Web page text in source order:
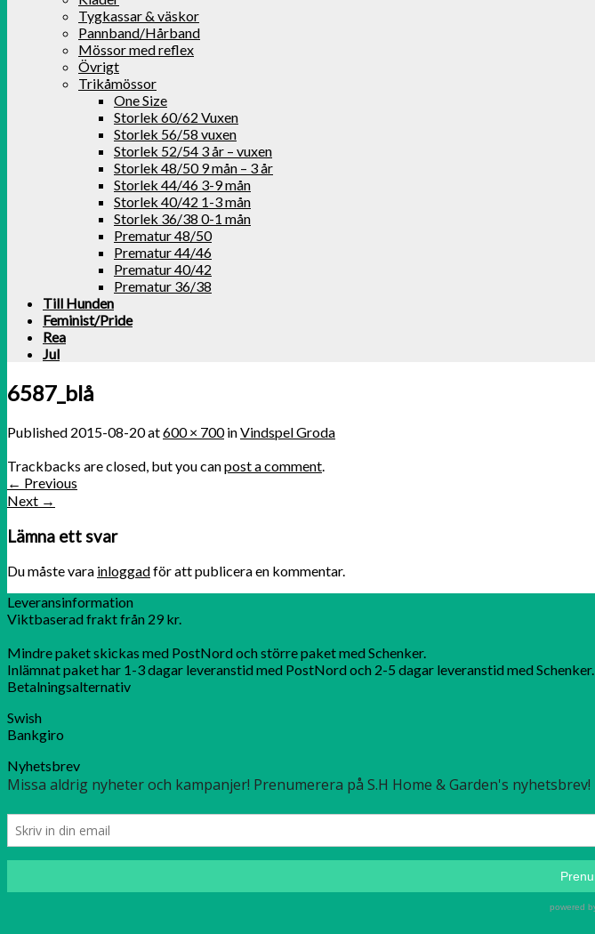
Tygkassar & väskor
Pannband/Hårband
Mössor med reflex
Övrigt
Trikåmössor
One Size
Storlek 60/62 Vuxen
Storlek 56/58 vuxen
Storlek 52/54 3 år – vuxen
Storlek 48/50 9 mån – 3 år
Storlek 44/46 3-9 mån
Storlek 40/42 1-3 mån
Storlek 36/38 0-1 mån
Prematur 48/50
Prematur 44/46
Prematur 40/42
Prematur 36/38
Till Hunden
Feminist/Pride
Rea
Jul
6587_blå
Published 2015-08-20at600 × 700inVindspel Groda
Trackbacks are closed, but you canpost a comment.
← Previous
Next →
Lämna ett svar
Du måste vara inloggadför att publicera en kommentar.
Leveransinformation
Viktbaserad frakt från 29 kr.
Mindre paket skickas med PostNord och större paket med Schenker.
Inlämnat paket har 1-3 dagar leveranstid med PostNord och 2-5 dagar leveranstid med Schenker.
Betalningsalternativ
Swish
Bankgiro
Nyhetsbrev